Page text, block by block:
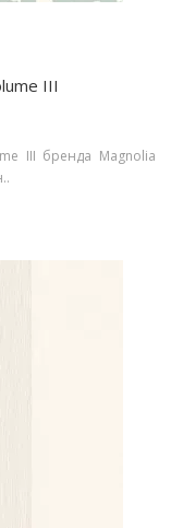
III
III бренда Magnolia